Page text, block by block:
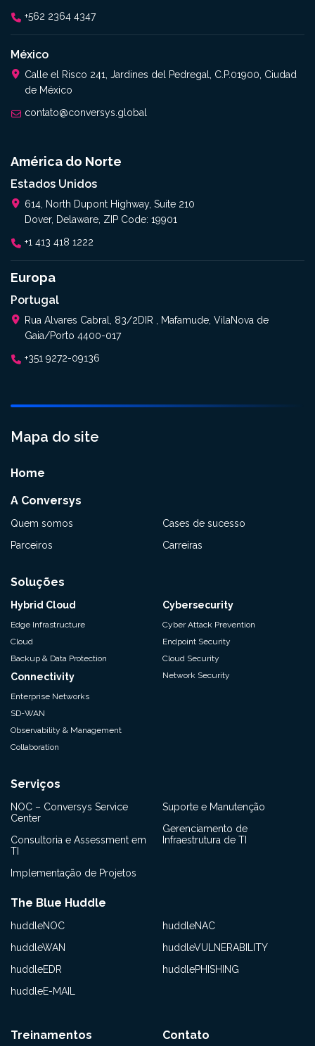
+562 2364 4347​
México
Calle el Risco 241, Jardines del Pedregal, C.P.01900, Ciudad
de México
contato@conversys.global
América do Norte
Estados Unidos
614, North Dupont Highway, Suite 210
Dover, Delaware, ZIP Code: 19901
+1 413 418 1222
Europa
Portugal
Rua Alvares Cabral, 83/2DIR , Mafamude, VilaNova de
Gaia/Porto 4400-017
+351 9272-09136
Mapa do site
Home
A Conversys
Quem somos
Parceiros
Cases de sucesso
Carreiras
Soluções
Hybrid Cloud
Edge Infrastructure
Cloud
Backup & Data Protection
Connectivity
Enterprise Networks
SD-WAN
Observability & Management
Collaboration
Cybersecurity
Cyber Attack Prevention
Endpoint Security
Cloud Security
Network Security
Serviços
NOC – Conversys Service
Center
Consultoria e Assessment em
TI
Implementação de Projetos
Suporte e Manutenção
Gerenciamento de
Infraestrutura de TI
The Blue Huddle
huddleNOC
huddleWAN
huddleEDR
huddleE-MAIL
huddleNAC
huddleVULNERABILITY
huddlePHISHING
Treinamentos Contato